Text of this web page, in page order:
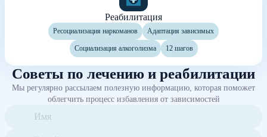
Реабилитация
Ресоциализация наркоманов Адаптация зависимых
Социализация алкоголизма 12 шагов
Советы по лечению и реабилитации
Мы регулярно рассылаем полезную информацию, которая поможет
облегчить процесс избавления от зависимостей